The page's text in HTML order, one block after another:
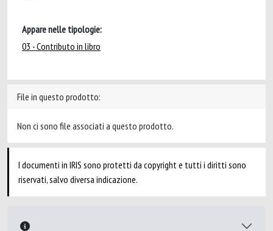
Appare nelle tipologie:
03 - Contributo in libro
File in questo prodotto:
Non ci sono file associati a questo prodotto.
I documenti in IRIS sono protetti da copyright e tutti i diritti sono
riservati, salvo diversa indicazione.